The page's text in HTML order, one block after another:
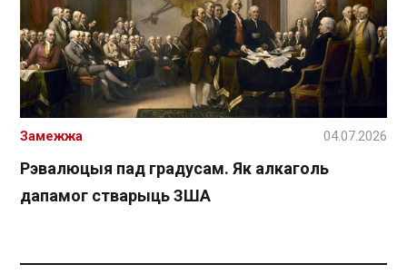
Рэвалюцыя пад градусам. Як алкаголь
дапамог стварыць ЗША
Замежжа 04.07.2026